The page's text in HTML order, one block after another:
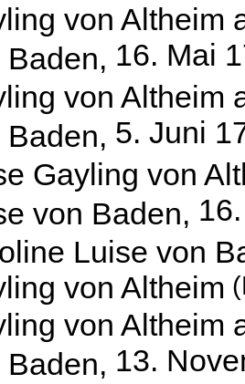
von Altheim
16. Mai
von Altheim
5. Juni
Gayling von
von Baden,
Luise von
von Altheim
von Altheim
13.